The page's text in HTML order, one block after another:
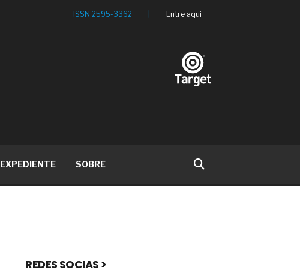
ISSN 2595-3362 Entre aqui
EXPEDIENTE SOBRE
REDES SOCIAS >